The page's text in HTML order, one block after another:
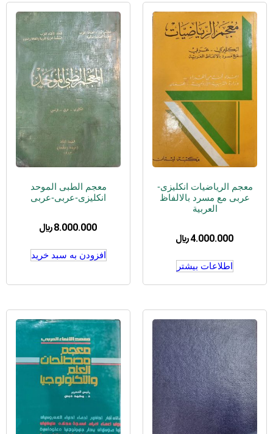
معجم الریاضیات انکلیزی-
عربی مع مسرد بالالفاظ
العربیة
4.000.000 ﷼
اطلاعات بیشتر
معجم الطبی الموحد
انکلیزی-عربی-عربی
8.000.000 ﷼
افزودن به سبد خرید